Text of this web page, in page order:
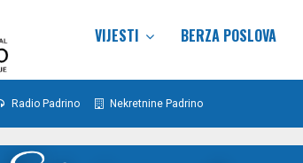
VIJESTI BERZA POSLOVA
Radio Padrino Nekretnine Padrino